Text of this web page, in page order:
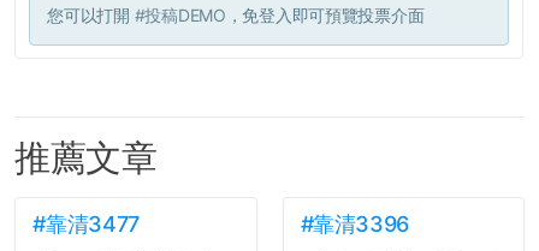
您可以打開 #投稿DEMO ，免登入即可預覽投票介面
推薦文章
#靠清3477 #靠清3396